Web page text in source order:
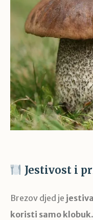
Jestivost i
Brezov djed je
koristi samo klobuk.